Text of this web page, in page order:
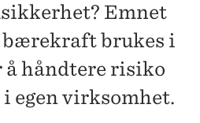
Emnet
brukes i
håndtere risiko
egen virksomhet.